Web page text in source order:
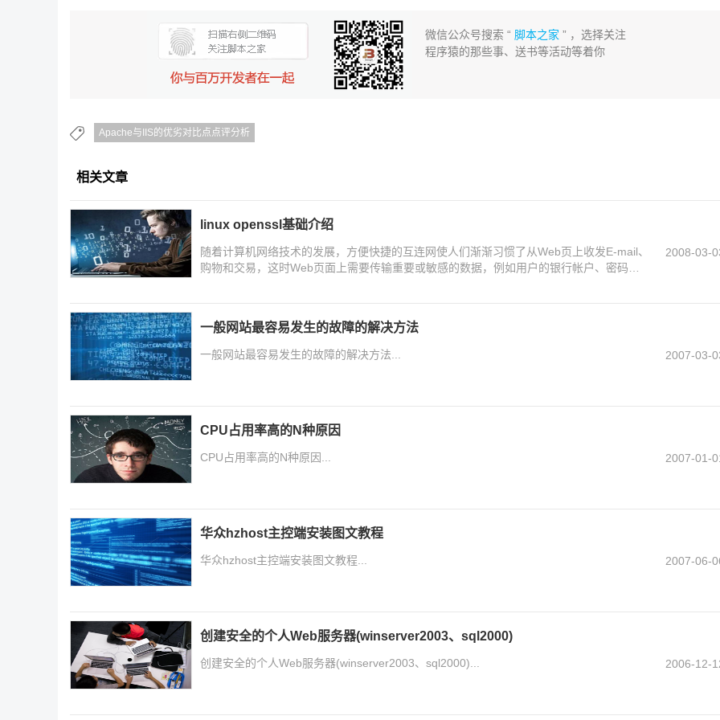
微信公众号搜索 “ 脚本之家 ” ，选择关注
程序猿的那些事、送书等活动等着你
Apache与IIS的优劣对比点点评分析
相关文章
linux openssl基础介绍
随着计算机网络技术的发展，方便快捷的互连网使人们渐渐习惯了从Web页上收发E-mail、
购物和交易，这时Web页面上需要传输重要或敏感的数据，例如用户的银行帐户、密码
2008-03-
一般网站最容易发生的故障的解决方法
一般网站最容易发生的故障的解决方法... 2007-03-
CPU占用率高的N种原因
CPU占用率高的N种原因... 2007-01-
华众hzhost主控端安装图文教程
华众hzhost主控端安装图文教程... 2007-06-
创建安全的个人Web服务器(winserver2003、sql2000)
创建安全的个人Web服务器(winserver2003、sql2000)... 2006-12-